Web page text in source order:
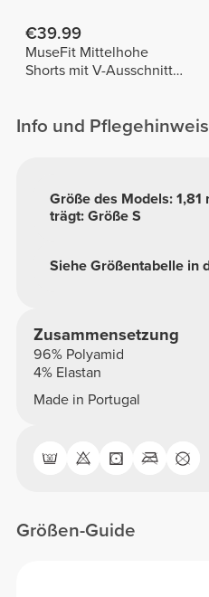
€39.99
MuseFit Mittelhohe
Shorts mit V-Ausschnitt
Info und
Siehe Größentabelle in
Größe des Models: 1,81
trägt: Größe S
Zusammensetzung
96% Polyamid
4% Elastan
Made in Portugal
Größen-Guide